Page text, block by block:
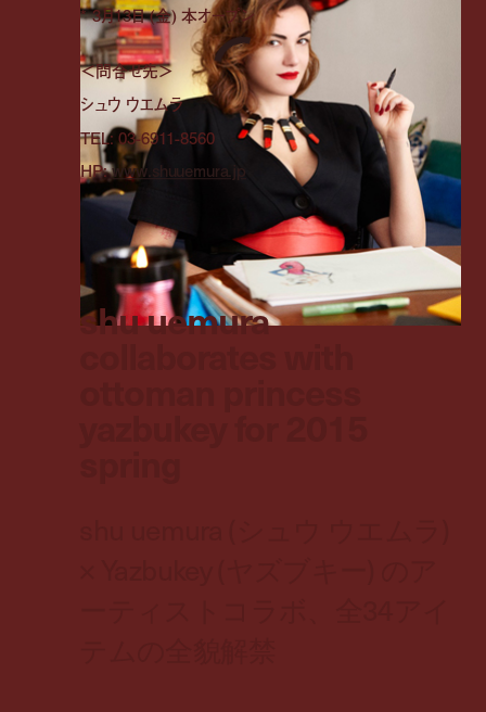
* 3月13日 (金) 本オープン
＜問合せ先＞
シュウ ウエムラ
TEL: 03-6911-8560
HP:www.shuuemura.jp
shu uemura